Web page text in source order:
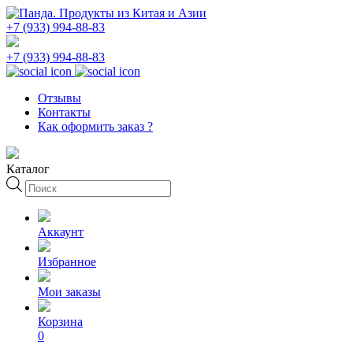
+7 (933) 994-88-83
+7 (933) 994-88-83
Отзывы
Контакты
Как оформить заказ ?
Каталог
Поиск
товаров
Аккаунт
Избранное
Мои заказы
Корзина
0